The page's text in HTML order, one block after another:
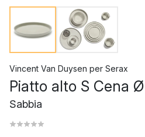
Vincent Van Duysen per Serax
Piatto alto S Cena
Sabbia